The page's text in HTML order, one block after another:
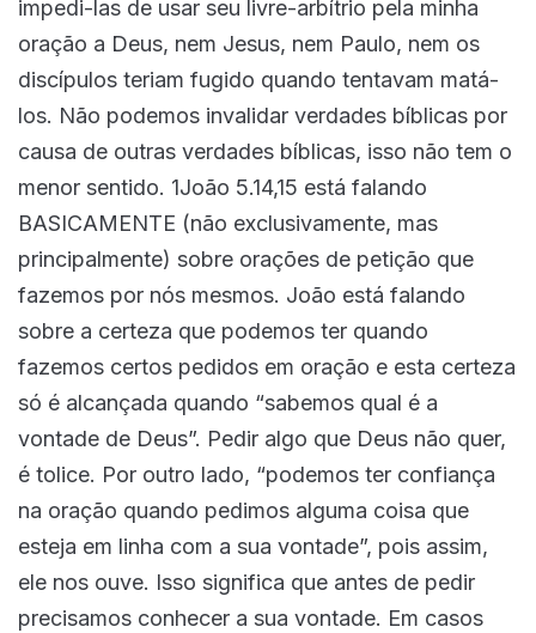
impedi-las de usar seu livre-arbítrio pela minha
oração a Deus, nem Jesus, nem Paulo, nem os
discípulos teriam fugido quando tentavam matá-
los. Não podemos invalidar verdades bíblicas por
causa de outras verdades bíblicas, isso não tem o
menor sentido. 1João 5.14,15 está falando
BASICAMENTE (não exclusivamente, mas
principalmente) sobre orações de petição que
fazemos por nós mesmos. João está falando
sobre a certeza que podemos ter quando
fazemos certos pedidos em oração e esta certeza
só é alcançada quando “sabemos qual é a
vontade de Deus”. Pedir algo que Deus não quer,
é tolice. Por outro lado, “podemos ter confiança
na oração quando pedimos alguma coisa que
esteja em linha com a sua vontade”, pois assim,
ele nos ouve. Isso significa que antes de pedir
precisamos conhecer a sua vontade. Em casos